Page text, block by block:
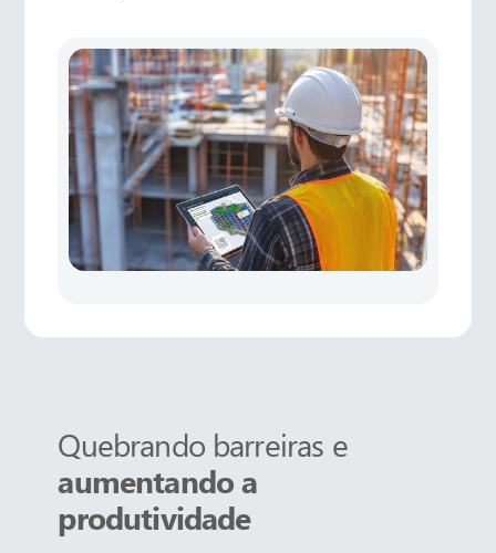
Quebrando barreiras e
aumentando a
produtividade